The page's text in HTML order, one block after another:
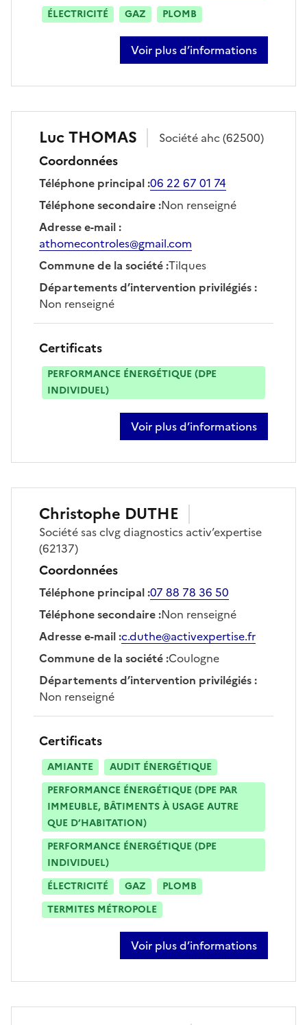
ÉLECTRICITÉ
GAZ PLOMB
Voir plus d’informations
sur bruno peron
LucTHOMAS Société ahc(62500)
Coordonnées
Téléphone principal:06 22 67 01 74
Téléphone secondaire:Non renseigné
Adresse e-mail:
athomecontroles@gmail.com
Commune de la société:Tilques
Départements d’intervention privilégiés:
Non renseigné
Certificats
PERFORMANCE ÉNERGÉTIQUE (DPE
INDIVIDUEL)
Voir plus d’informations
sur luc thomas
Christophe DUTHE
Sociétésas clvg diagnostics activ’expertise
(62137)
Coordonnées
Téléphone principal:07 88 78 36 50
Téléphone secondaire:Non renseigné
Adresse e-mail:c.duthe@activexpertise.fr
Commune de la société:Coulogne
Départements d’intervention privilégiés:
Non renseigné
Certificats
AMIANTE
AUDIT ÉNERGÉTIQUE
PERFORMANCE ÉNERGÉTIQUE (DPE PAR
IMMEUBLE, BÂTIMENTS À USAGE AUTRE
QUE D’HABITATION)
PERFORMANCE ÉNERGÉTIQUE (DPE
INDIVIDUEL)
ÉLECTRICITÉ
GAZ
PLOMB
TERMITES MÉTROPOLE
Voir plus d’informations
sur christophe duthe